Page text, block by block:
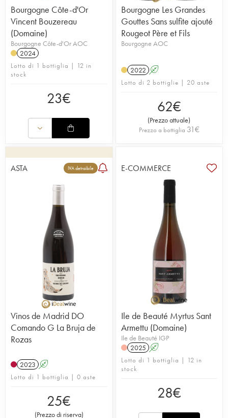
Bourgogne Côte-d'Or
Vincent Bouzereau
(Domaine)
Bourgogne Côte-d'Or AOC
2024
Lotto di 1 bottiglia | 12 in
stock
23€
Bourgogne Les Grandes
Gouttes Sans sulfite ajouté
Rougeot Père et Fils
Bourgogne AOC
2022 A
Lotto di 2 bottiglie | 20 aste
62€
(Prezzo attuale)
Prezzo a bottiglia 31€
ASTA IVA detraibile
Vinos de Madrid DO
Comando G La Bruja de
Rozas
2023 A
Lotto di 1 bottiglia | 0 aste
25€
(Prezzo di riserva)
E-COMMERCE
Ile de Beauté Myrtus Sant
Armettu (Domaine)
Ile de Beauté IGP
2025 A
Lotto di 1 bottiglia | 12 in
stock
28€